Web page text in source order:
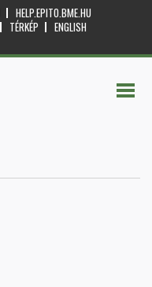
HELP.EPITO.BME.HU
TÉRKÉP
ENGLISH